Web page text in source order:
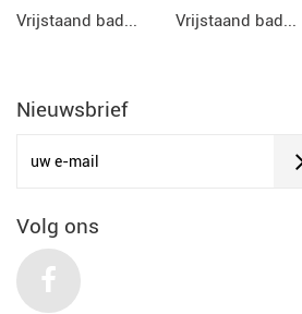
Vrijstaand bad... Vrijstaand bad...
Nieuwsbrief
Volg ons